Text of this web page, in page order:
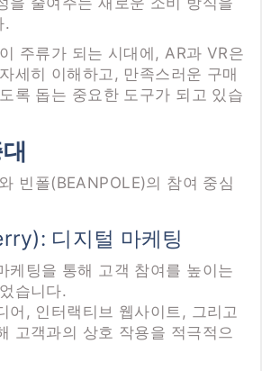
.
주류가 되는 시대에, AR과 VR은
세히 이해하고, 만족스러운 구매
록 돕는 중요한 도구가 되고 있습
빈폴(BEANPOLE)의 참여 중심
디지털 마케팅
케팅을 통해 고객 참여를 높이는
습니다.
어, 인터랙티브 웹사이트, 그리고
고객과의 상호 작용을 적극적으